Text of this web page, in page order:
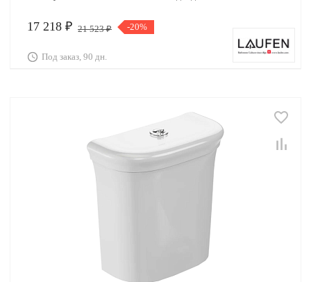
17 218 ₽ 21 523 ₽ -20%
Под заказ, 90 дн.